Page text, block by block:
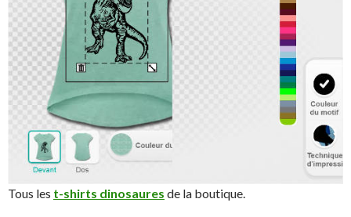
Tous les t-shirts dinosaures de la boutique.